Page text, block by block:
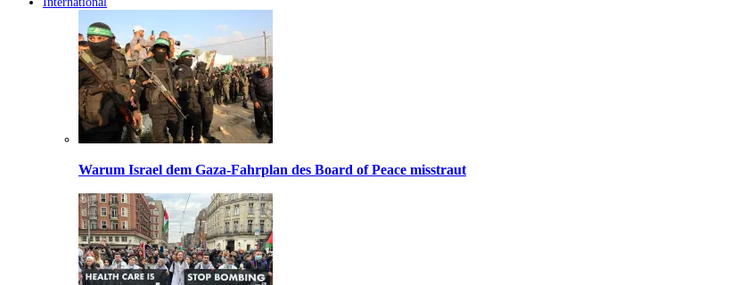
Warum Israel dem Gaza-Fahrplan des Board of Peace misstraut